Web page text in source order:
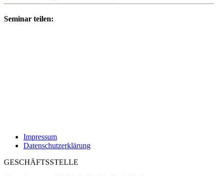
Seminar teilen:
Impressum
Datenschutzerklärung
GESCHÄFTSSTELLE